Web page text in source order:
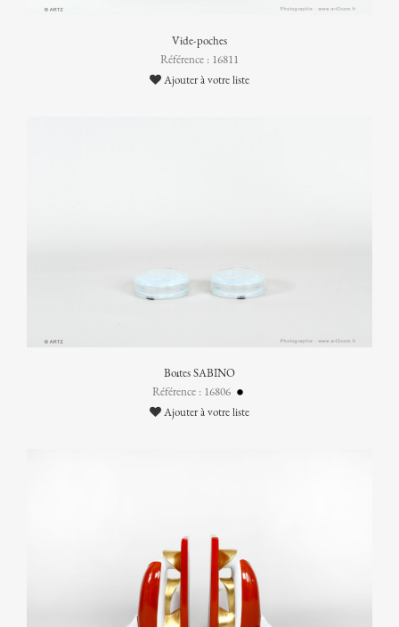
Vide-poches
Référence : 16811
Ajouter à votre liste
Boîtes SABINO
Référence : 16806
Ajouter à votre liste